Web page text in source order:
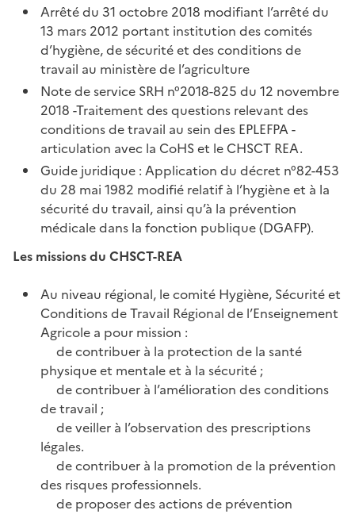
Arrêté du 31 octobre 2018 modifiant l’arrêté du
13 mars 2012 portant institution des comités
d’hygiène, de sécurité et des conditions de
travail au ministère de l’agriculture
Note de service SRH n°2018-825 du 12 novembre
2018 -Traitement des questions relevant des
conditions de travail au sein des EPLEFPA -
articulation avec la CoHS et le CHSCT REA.
Guide juridique : Application du décret n°82-453
du 28 mai 1982 modifié relatif à l’hygiène et à la
sécurité du travail, ainsi qu’à la prévention
médicale dans la fonction publique (DGAFP).
Les missions du CHSCT-REA
Au niveau régional, le comité Hygiène, Sécurité et
Conditions de Travail Régional de l’Enseignement
Agricole a pour mission :
de contribuer à la protection de la santé
physique et mentale et à la sécurité ;
de contribuer à l’amélioration des conditions
de travail ;
de veiller à l’observation des prescriptions
légales.
de contribuer à la promotion de la prévention
des risques professionnels.
de proposer des actions de prévention